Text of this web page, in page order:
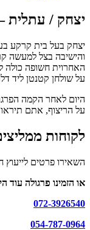
יצחק / עתלית – 11
התמונות
מטה
מספרות
את
סיפור
11
יצחק בעל בית קרקע
והישיבה בצל למעשה
האחרוית חשופה כולה
על שולחן קטנטן ליד
היום לאחר הקמה
על הריצוף, אתם תיראו
לקוחות
השאירו פרטים לייעוץ
או הזמינו פרגולה עוד
072-3926540
054-787-0964